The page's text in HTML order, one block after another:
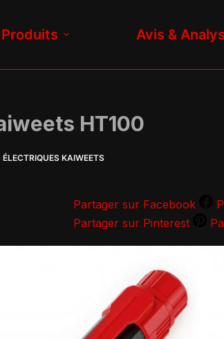
Produits Avis &
HT100
ÉLECTRIQUES KAIWEETS
Partager sur Facebook
Partager sur Pinterest